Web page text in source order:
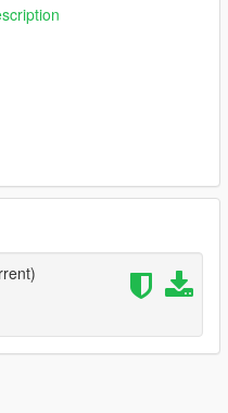
to the vehicle it
engine from
Enginesince it is the